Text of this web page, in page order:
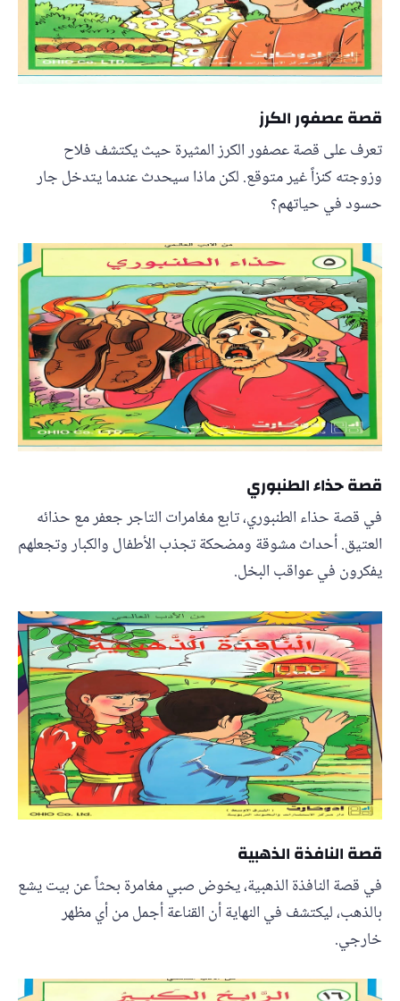
قصة عصفور الكرز
تعرف على قصة عصفور الكرز المثيرة حيث يكتشف فلاح
وزوجته كنزاً غير متوقع. لكن ماذا سيحدث عندما يتدخل جار
حسود في حياتهم؟
قصة حذاء الطنبوري
في قصة حذاء الطنبوري، تابع مغامرات التاجر جعفر مع حذائه
العتيق. أحداث مشوقة ومضحكة تجذب الأطفال والكبار وتجعلهم
يفكرون في عواقب البخل.
قصة النافذة الذهبية
في قصة النافذة الذهبية، يخوض صبي مغامرة بحثاً عن بيت يشع
بالذهب، ليكتشف في النهاية أن القناعة أجمل من أي مظهر
خارجي.